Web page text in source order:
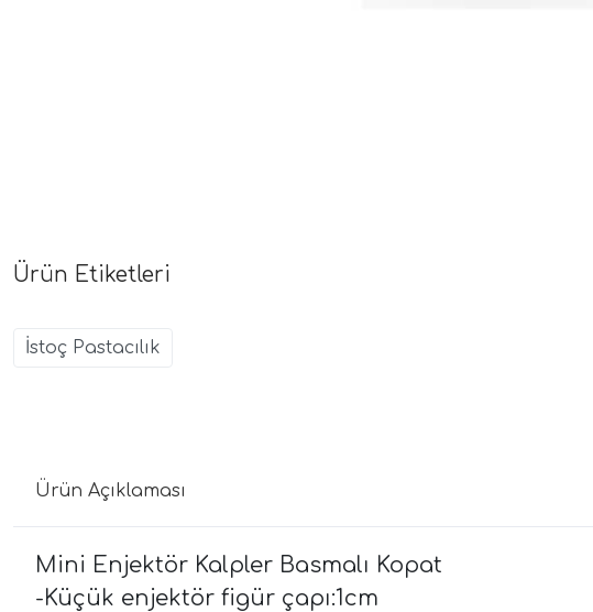
Ürün Etiketleri
İstoç Pastacılık
Ürün Açıklaması
Mini Enjektör Kalpler Basmalı Kopat
-Küçük enjektör figür çapı:1cm